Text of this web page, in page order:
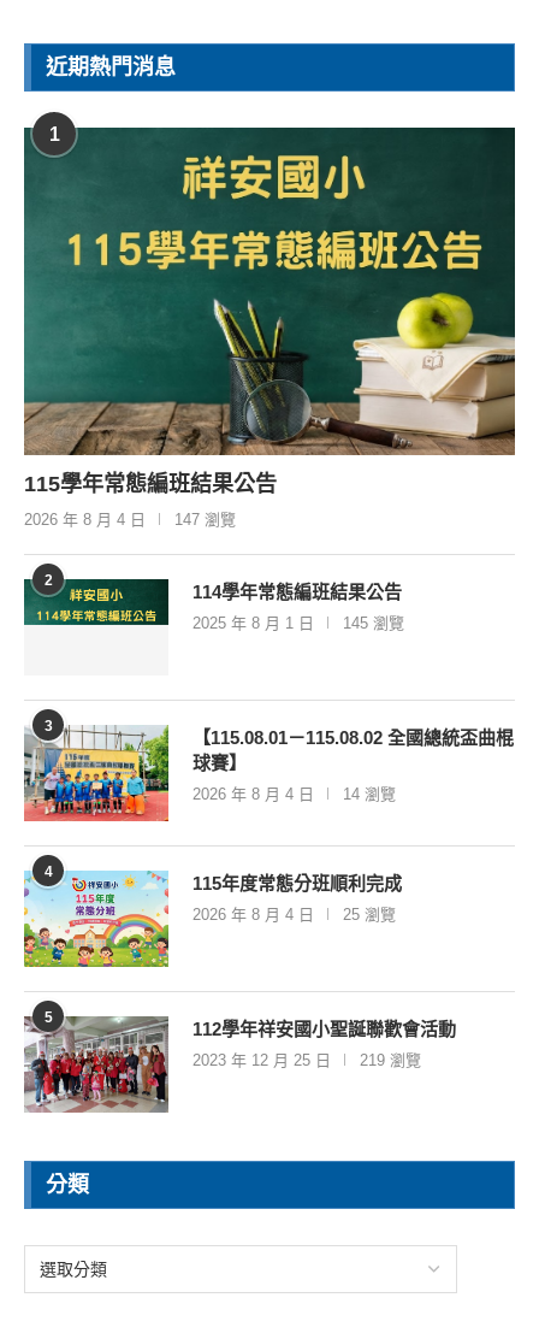
近期熱門消息
1
115學年常態編班結果公告
2026 年 8 月 4 日 147 瀏覽
2
114學年常態編班結果公告
2025 年 8 月 1 日 145 瀏覽
3
【115.08.01－115.08.02 全國總統盃曲棍
球賽】
2026 年 8 月 4 日 14 瀏覽
4
115年度常態分班順利完成
2026 年 8 月 4 日 25 瀏覽
5
112學年祥安國小聖誕聯歡會活動
2023 年 12 月 25 日 219 瀏覽
分類